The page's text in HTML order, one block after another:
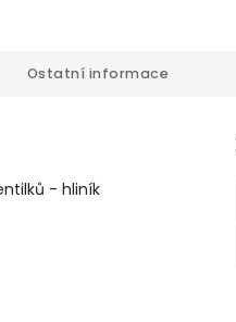
Ostatní informace
- hliník